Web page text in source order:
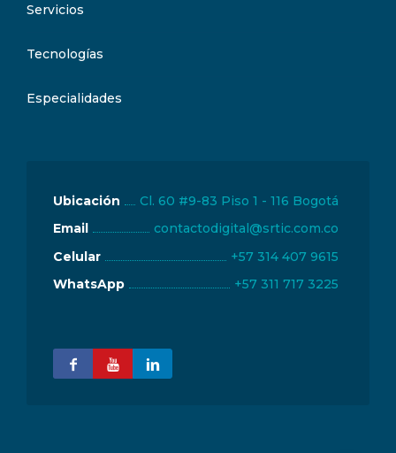
Servicios
Tecnologías
Especialidades
Ubicación
Cl. 60 #9-83 Piso 1 - 116 Bogotá
Email
Celular
+57 314 407 9615
WhatsApp
+57 311 717 3225